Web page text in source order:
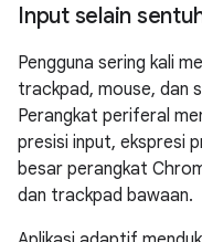
Input selain
Pengguna sering kali
trackpad, mouse, dan
Perangkat periferal
presisi input, ekspresi
besar perangkat
dan trackpad bawaan.